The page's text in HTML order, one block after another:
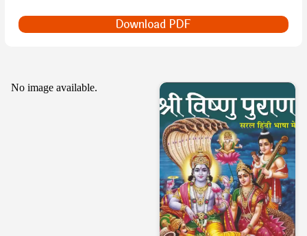
Download PDF
No image available.